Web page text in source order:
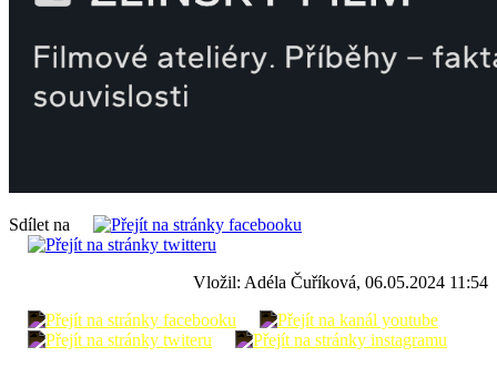
Sdílet na
Vložil: Adéla Čuříková, 06.05.2024 11:54